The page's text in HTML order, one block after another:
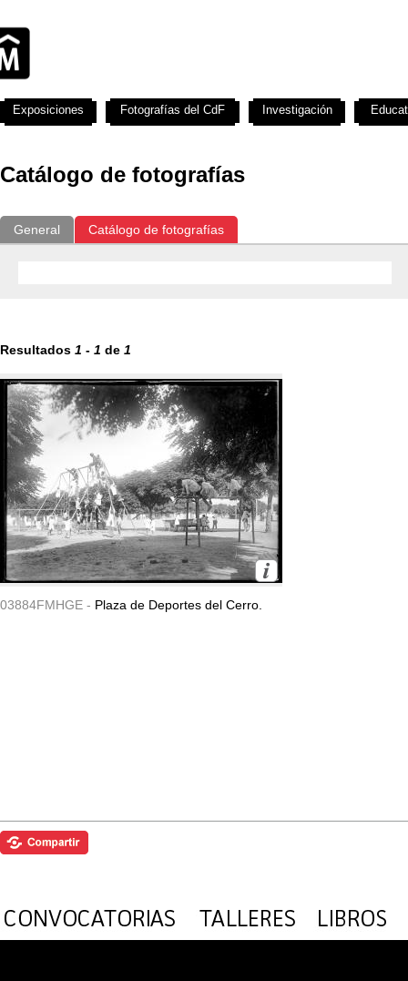
Catálogo de fotografías
General Catálogo de fotografías
Resultados 1 - 1 de 1
03884FMHGE - Plaza de Deportes del Cerro.
Exposiciones Fotografías del CdF Investigación